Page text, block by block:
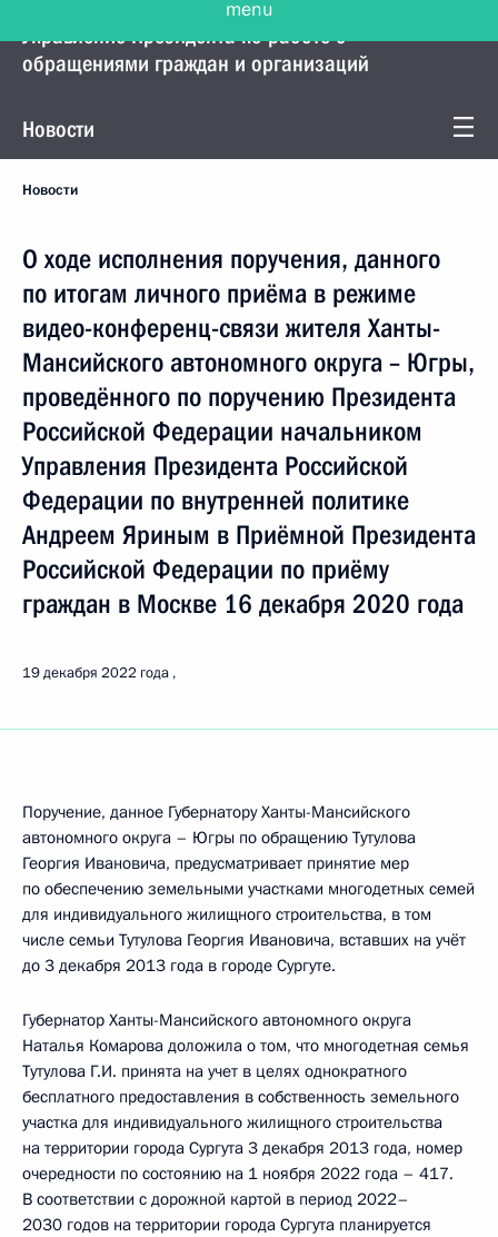
Управление Президента по работе с
обращениями граждан и организаций
Новости
Новости
О ходе исполнения поручения, данного
по итогам личного приёма в режиме
видео-конференц-связи жителя Ханты-
Мансийского автономного округа – Югры,
проведённого по поручению Президента
Российской Федерации начальником
Управления Президента Российской
Федерации по внутренней политике
Андреем Яриным в Приёмной Президента
Российской Федерации по приёму
граждан в Москве 16 декабря 2020 года
19 декабря 2022 года
Поручение, данное Губернатору Ханты-Мансийского
автономного округа – Югры по обращению Тутулова
Георгия Ивановича, предусматривает принятие мер
по обеспечению земельными участками многодетных семей
для индивидуального жилищного строительства, в том
числе семьи Тутулова Георгия Ивановича, вставших на учёт
до 3 декабря 2013 года в городе Сургуте.
Губернатор Ханты-Мансийского автономного округа
Наталья Комарова доложила о том, что многодетная семья
Тутулова Г.И. принята на учет в целях однократного
бесплатного предоставления в собственность земельного
участка для индивидуального жилищного строительства
на территории города Сургута 3 декабря 2013 года, номер
очередности по состоянию на 1 ноября 2022 года – 417.
В соответствии с дорожной картой в период 2022–
2030 годов на территории города Сургута планируется